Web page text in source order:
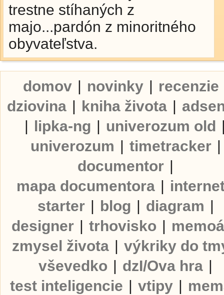
trestne stíhaných z
majo...pardón z minoritného
obyvateľstva.
domov | novinky | recenzie
dziovina | kniha života |
| lipka-ng | univerozum old
univerozum | timetracker |
documentor |
mapa documentora |
starter | blog | diagram |
designer | trhovisko |
zmysel života | výkriky do
vševedko | dzI/Ova hra |
test inteligencie | vtipy |